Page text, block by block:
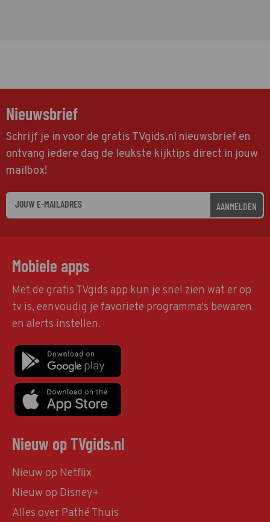
Nieuwsbrief
Schrijf je in voor de gratis TVgids.nl nieuwsbrief en
ontvang iedere dag de leukste kijktips direct in jouw
mailbox!
AANMELDEN
Mobiele apps
Met de gratis TVgids app kun je snel zien wat er op
tv is, eenvoudig je favoriete programma's bewaren
en alerts instellen.
Nieuw op TVgids.nl
Nieuw op Netflix
Nieuw op Disney+
Alles over Pathé Thuis